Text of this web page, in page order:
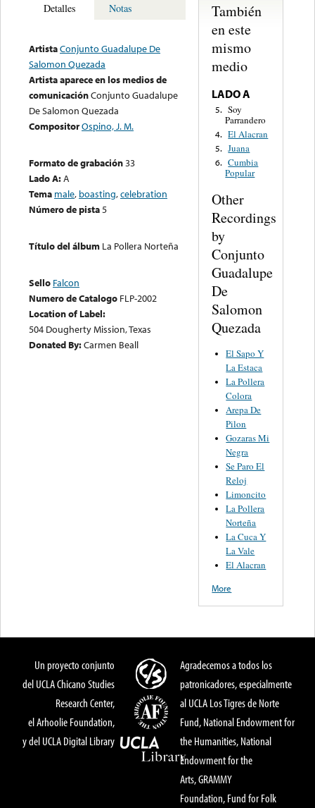
Detalles Notas
ArtistaConjunto Guadalupe De
Salomon Quezada
Artista aparece en los medios de
comunicaciónConjunto Guadalupe
De Salomon Quezada
CompositorOspino, J. M.
Formato de grabación33
Lado A:A
Tema male, boasting,celebration
Número de pista5
Título del álbum La Pollera Norteña
Sello Falcon
Numero de Catalogo FLP-2002
Location of Label:
504 Dougherty Mission, Texas
Donated By:Carmen Beall
También
en este
mismo
medio
LADO A
5. Soy
Parrandero
4. El Alacran
5. Juana
6. Cumbia
Popular
Other
Recordings
by
Conjunto
Guadalupe
De
Salomon
Quezada
El Sapo Y
La Estaca
La Pollera
Colora
Arepa De
Pilon
Gozaras Mi
Negra
Se Paro El
Reloj
Limoncito
La Pollera
Norteña
La Cuca Y
La Vale
El Alacran
More
Un proyecto conjunto
del UCLA Chicano Studies
Research Center,
el Arhoolie Foundation,
y del UCLA Digital Library
Agradecemos a todos los
patronicadores, especialmente
al UCLA Los Tigres de Norte
Fund, National Endowment for
the Humanities, National
Endowment for the
Arts, GRAMMY
Foundation, Fund for Folk